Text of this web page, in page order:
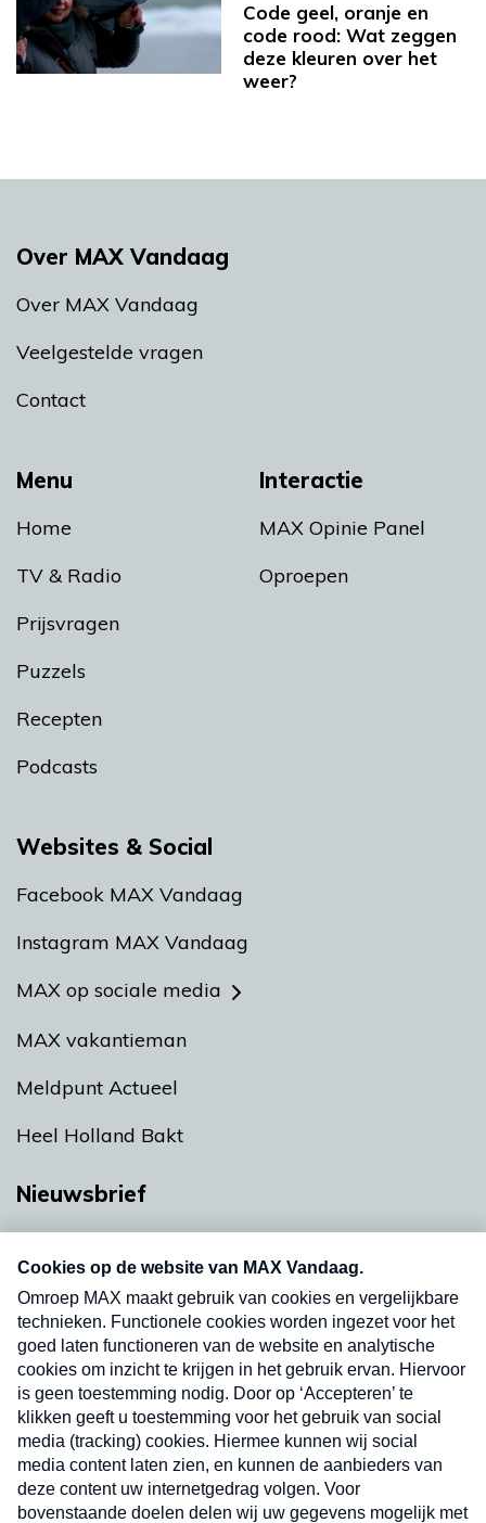
Code geel, oranje en
code rood: Wat zeggen
deze kleuren over het
weer?
Menu
Home
TV & Radio
Prijsvragen
Puzzels
Recepten
Podcasts
Interactie
MAX Opinie Panel
Oproepen
Over MAX Vandaag
Over MAX Vandaag
Veelgestelde vragen
Contact
Websites & Social
Facebook MAX Vandaag
Instagram MAX Vandaag
MAX op sociale media
MAX vakantieman
Meldpunt Actueel
Heel Holland Bakt
Nieuwsbrief
Neem hier een gratis abonnement op onze
nieuwsbrief. Elke vrijdag- en dinsdagochtend in
uw mailbox.
Verzend